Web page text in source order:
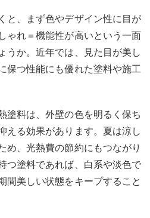
と、まず色やデザイン性に目が
ゃれ＝機能性が高いという一面
うか。近年では、見た目が美し
保つ性能にも優れた塗料や施工
塗料は、外壁の色を明るく保ち
える効果があります。夏は涼し
め、光熱費の節約にもつながり
つ塗料であれば、白系や淡色で
間美しい状態をキープすること